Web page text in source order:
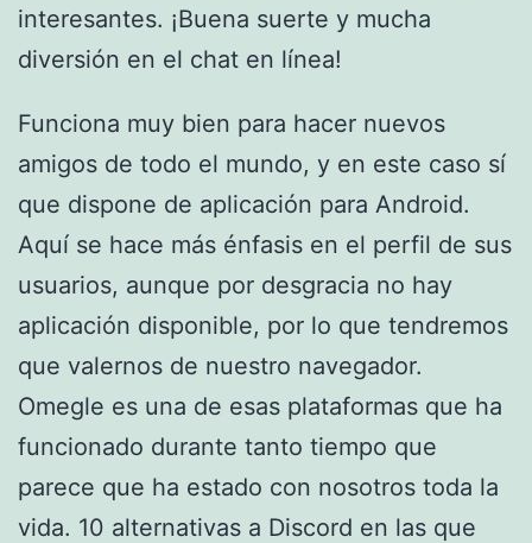
interesantes. ¡Buena suerte y mucha
diversión en el chat en línea!
Funciona muy bien para hacer nuevos
amigos de todo el mundo, y en este caso sí
que dispone de aplicación para Android.
Aquí se hace más énfasis en el perfil de sus
usuarios, aunque por desgracia no hay
aplicación disponible, por lo que tendremos
que valernos de nuestro navegador.
Omegle es una de esas plataformas que ha
funcionado durante tanto tiempo que
parece que ha estado con nosotros toda la
vida. 10 alternativas a Discord en las que